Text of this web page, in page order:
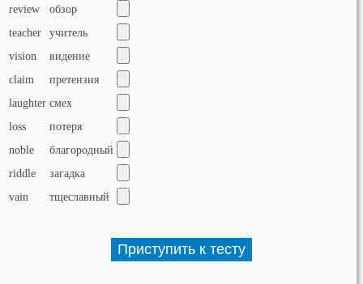
review
обзор
teacher
учитель
vision
видение
claim
претензия
laughter смех
loss
потеря
noble
благородный
riddle
загадка
vain
тщеславный
Приступить к тесту